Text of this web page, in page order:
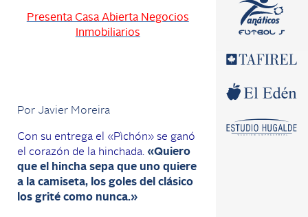
Presenta Casa Abierta Negocios
Inmobiliarios
Por Javier Moreira
Con su entrega el «Pìchón» se ganó
el corazón de la hinchada. «Quiero
que el hincha sepa que uno quiere
a la camiseta, los goles del clásico
los grité como nunca.»